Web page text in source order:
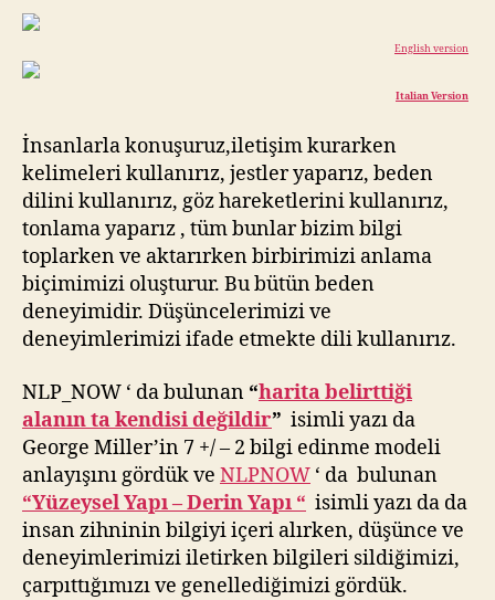
English version
Italian Version
İnsanlarla konuşuruz,iletişim kurarken
kelimeleri kullanırız, jestler yaparız, beden
dilini kullanırız, göz hareketlerini kullanırız,
tonlama yaparız , tüm bunlar bizim bilgi
toplarken ve aktarırken birbirimizi anlama
biçimimizi oluşturur. Bu bütün beden
deneyimidir. Düşüncelerimizi ve
deneyimlerimizi ifade etmekte dili kullanırız.
NLP_NOW ‘ da bulunan “harita belirttiği
alanın ta kendisi değildir” isimli yazı da
George Miller’in 7 +/ – 2 bilgi edinme modeli
anlayışını gördük ve NLPNOW ‘ da bulunan
“Yüzeysel Yapı – Derin Yapı “ isimli yazı da da
insan zihninin bilgiyi içeri alırken, düşünce ve
deneyimlerimizi iletirken bilgileri sildiğimizi,
çarpıttığımızı ve genellediğimizi gördük.